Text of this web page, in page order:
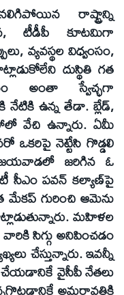
రాష్ట్రాన్ని
టీడీపీ కూటమిగా
వ్యవస్థల విధ్వంసం,
దుస్థితి గత
అంతా స్వేచ్ఛగా
నేటికి ఉన్న తేడా. బ్లేడ్,
వేచి ఉన్నారు. ఏమీ
నెట్టేసి గొడ్డలి
జరిగిన ఓ
సీఎం పవన్ కల్యాణ్‌పై
మేకప్ గురించి ఆమెను
మహిళల
సిగ్గు అనిపించడం
చేస్తున్నారు. ఇవన్నీ
చేయడానికే వైసీపీ నేతలు
అమరావతికి